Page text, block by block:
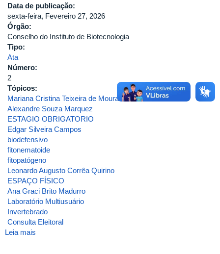
Data de publicação:
sexta-feira, Fevereiro 27, 2026
Órgão:
Conselho do Instituto de Biotecnologia
Tipo:
Ata
Número:
2
Tópicos:
Mariana Cristina Teixeira de Moura
Alexandre Souza Marquez
ESTAGIO OBRIGATORIO
Edgar Silveira Campos
biodefensivo
fitonematoide
fitopatógeno
Leonardo Augusto Corrêa Quirino
ESPAÇO FÍSICO
Ana Graci Brito Madurro
Laboratório Multiusuário
Invertebrado
Consulta Eleitoral
Leia mais